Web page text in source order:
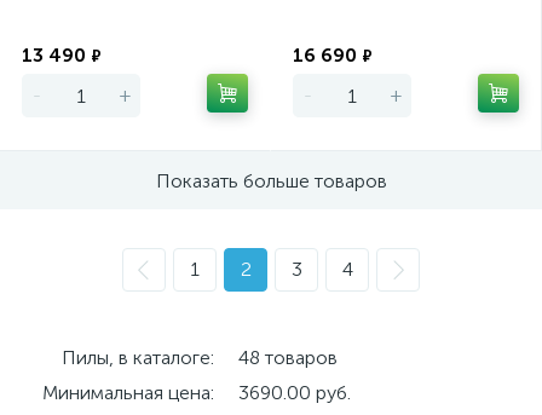
13 490 ₽
- +
16 690 ₽
- +
Показать больше товаров
1 2 3 4
Пилы, в каталоге:
48 товаров
Минимальная цена:
3690.00 руб.